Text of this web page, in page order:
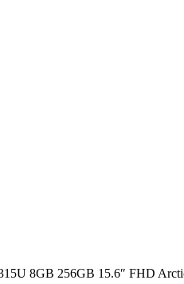
8GB 256GB 15.6″ FHD